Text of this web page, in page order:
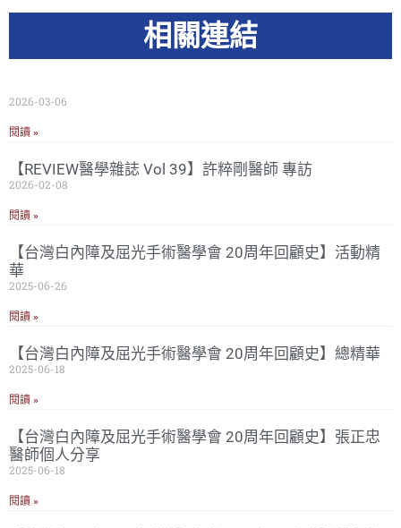
相關連結
2026-03-06
閱讀 »
【REVIEW醫學雜誌 Vol 39】許粹剛醫師 專訪
2026-02-08
閱讀 »
【台灣白內障及屈光手術醫學會 20周年回顧史】活動精
華
2025-06-26
閱讀 »
【台灣白內障及屈光手術醫學會 20周年回顧史】總精華
2025-06-18
閱讀 »
【台灣白內障及屈光手術醫學會 20周年回顧史】張正忠
醫師個人分享
2025-06-18
閱讀 »